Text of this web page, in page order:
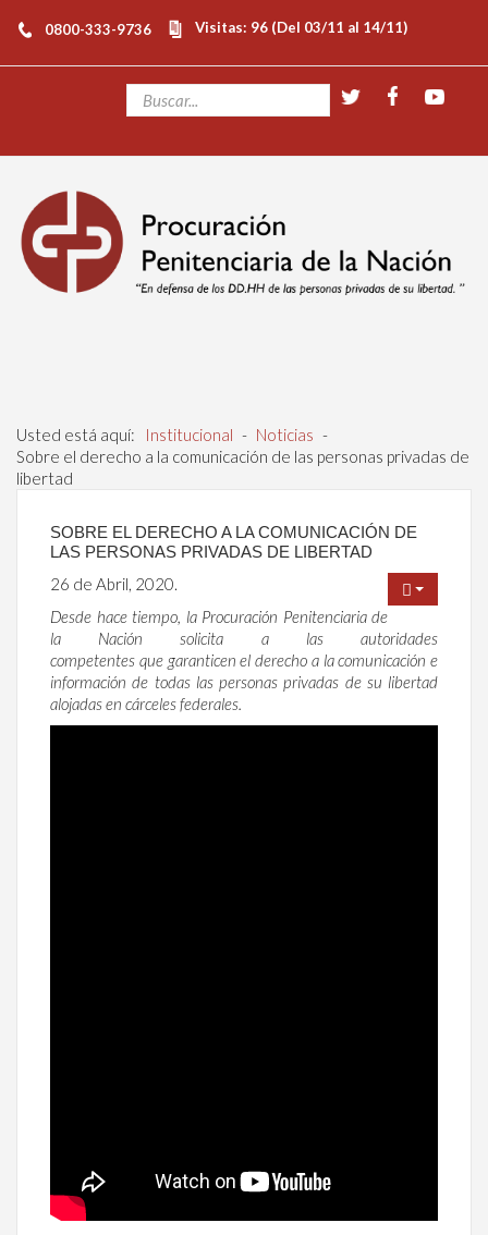
0800-333-9736 Visitas: 96 (Del 03/11 al 14/11)
Usted está aquí: Institucional - Noticias -
Sobre el derecho a la comunicación de las personas privadas de
libertad
SOBRE EL DERECHO A LA COMUNICACIÓN DE
LAS PERSONAS PRIVADAS DE LIBERTAD
26 de Abril, 2020.
Desde hace tiempo, la Procuración Penitenciaria de
la Nación solicita a las autoridades
competentes que garanticen el derecho a la comunicación e
información de todas las personas privadas de su libertad
alojadas en cárceles federales.